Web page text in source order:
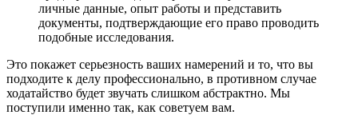
личные данные, опыт работы и представить
документы, подтверждающие его право проводить
подобные исследования.
Это покажет серьезность ваших намерений и то, что вы
подходите к делу профессионально, в противном случае
ходатайство будет звучать слишком абстрактно. Мы
поступили именно так, как советуем вам.